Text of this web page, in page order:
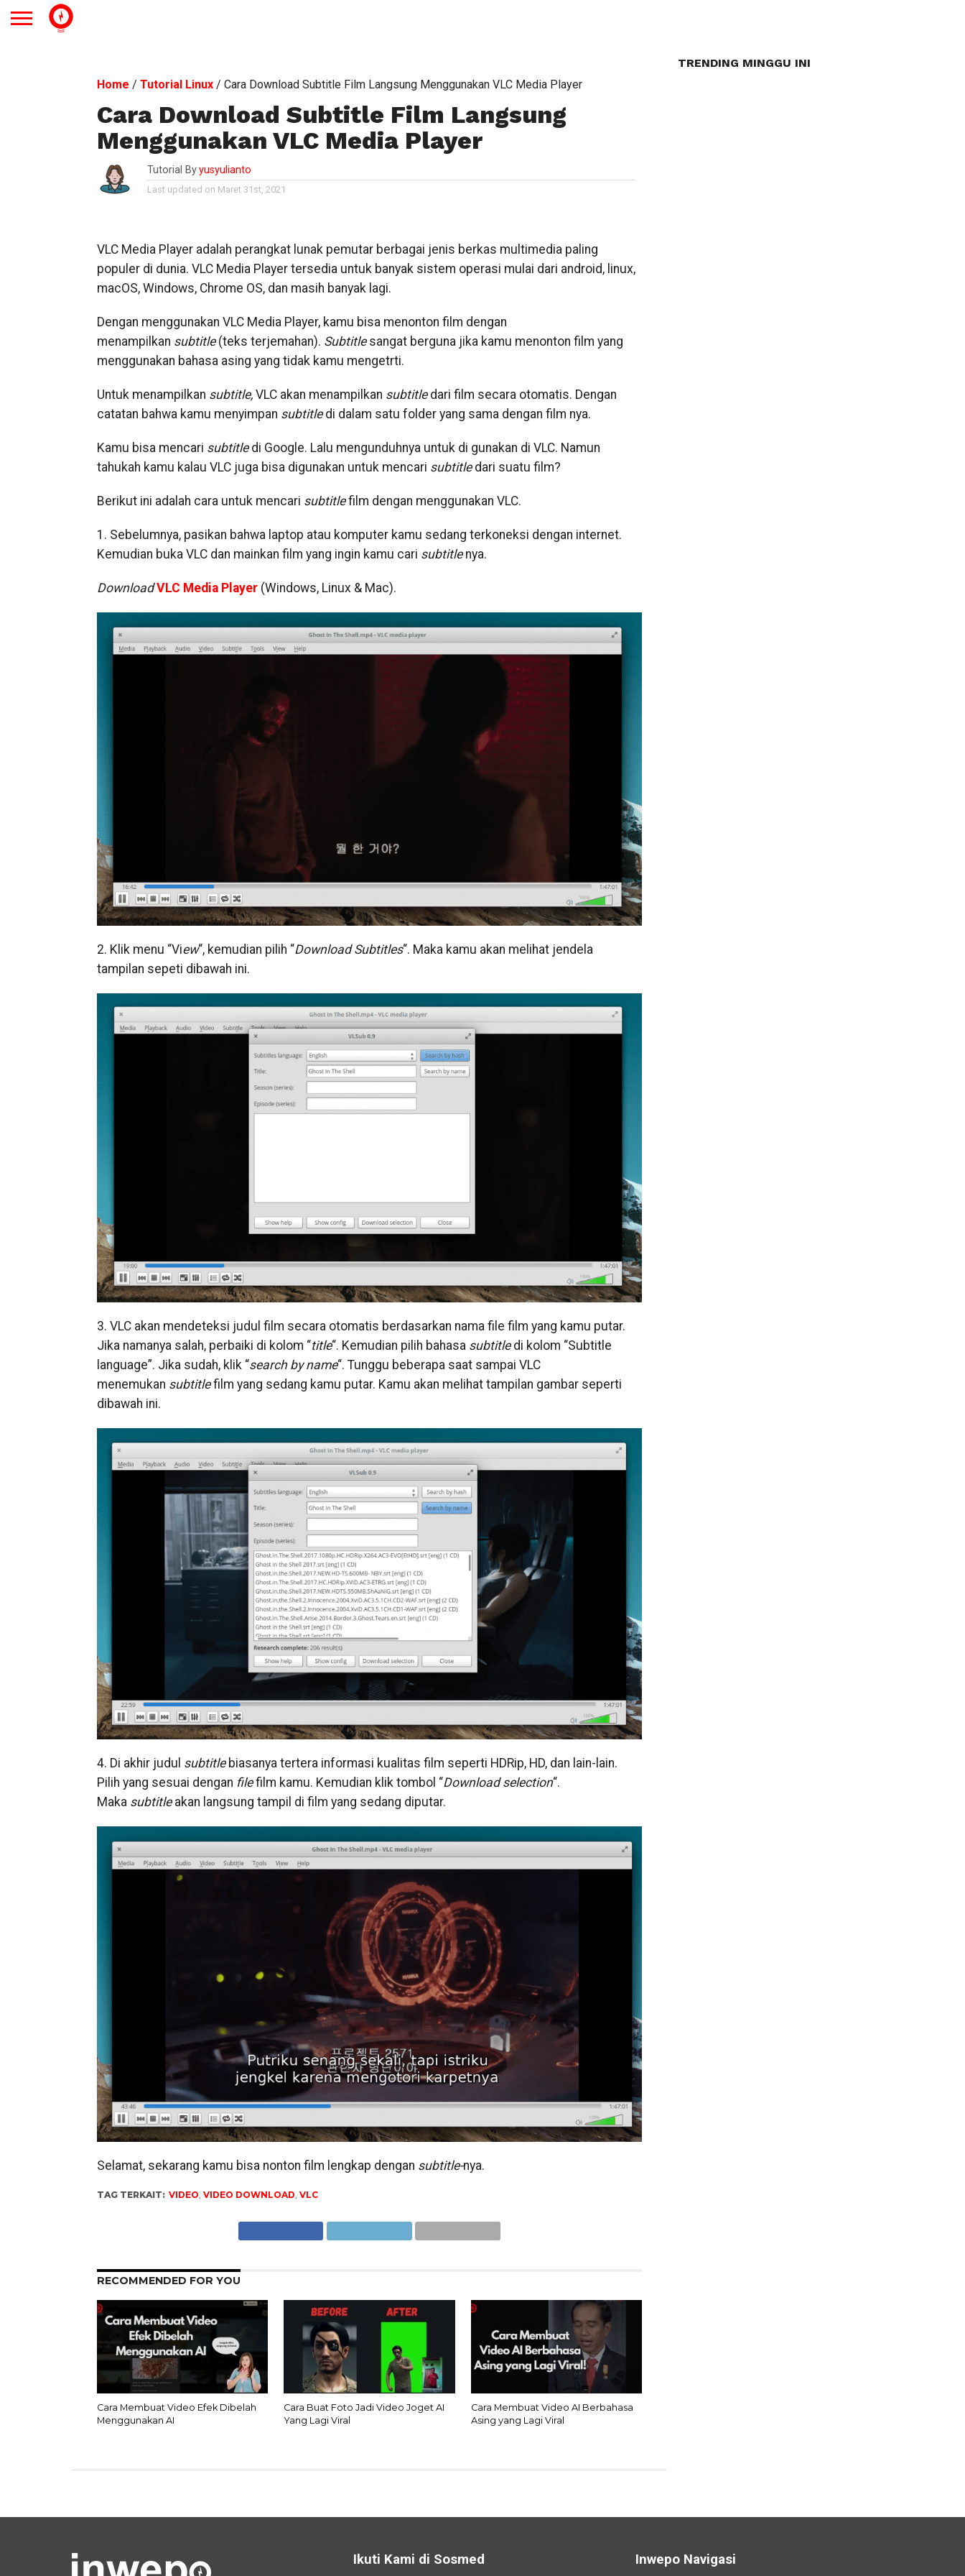
Home / Tutorial Linux/ Cara Download Subtitle Film Langsung Menggunakan VLC Media Player
Cara Download Subtitle Film Langsung
Menggunakan VLC Media Player
Tutorial Byyusyulianto
Last updated on Maret 31st, 2021
VLC Media Player adalah perangkat lunak pemutar berbagai jenis berkas multimedia paling
populer di dunia. VLC Media Player tersedia untuk banyak sistem operasi mulai dari android, linux,
macOS, Windows, Chrome OS, dan masih banyak lagi.
Dengan menggunakan VLC Media Player, kamu bisa menonton film dengan
menampilkan subtitle (teks terjemahan). Subtitle sangat berguna jika kamu menonton film yang
menggunakan bahasa asing yang tidak kamu mengetrti.
Untuk menampilkan subtitle, VLC akan menampilkan subtitle dari film secara otomatis. Dengan
catatan bahwa kamu menyimpan subtitle di dalam satu folder yang sama dengan film nya.
Kamu bisa mencari subtitle di Google. Lalu mengunduhnya untuk di gunakan di VLC. Namun
tahukah kamu kalau VLC juga bisa digunakan untuk mencari subtitle dari suatu film?
Berikut ini adalah cara untuk mencari subtitlefilm dengan menggunakan VLC.
1. Sebelumnya, pasikan bahwa laptop atau komputer kamu sedang terkoneksi dengan internet.
Kemudian buka VLC dan mainkan film yang ingin kamu cari subtitle nya.
Download VLC Media Player(Windows, Linux & Mac).
2. Klik menu “View“, kemudian pilih “Download Subtitles“. Maka kamu akan melihat jendela
tampilan sepeti dibawah ini.
3. VLC akan mendeteksi judul film secara otomatis berdasarkan nama file film yang kamu putar.
Jika namanya salah, perbaiki di kolom “title“. Kemudian pilih bahasa subtitle di kolom “Subtitle
language”. Jika sudah, klik “search by name“. Tunggu beberapa saat sampai VLC
menemukan subtitlefilm yang sedang kamu putar. Kamu akan melihat tampilan gambar seperti
dibawah ini.
4. Di akhir judul subtitle biasanya tertera informasi kualitas film seperti HDRip, HD, dan lain-lain.
Pilih yang sesuai dengan filefilm kamu. Kemudian klik tombol “Download selection“.
Maka subtitle akan langsung tampil di film yang sedang diputar.
Selamat, sekarang kamu bisa nonton film lengkap dengan subtitle-nya.
TAG TERKAIT: VIDEO, VIDEO DOWNLOAD, VLC
RECOMMENDED FOR YOU
Cara Membuat Video Efek Dibelah
Menggunakan AI
Cara Buat Foto Jadi Video Joget AI
Yang Lagi Viral
Cara Membuat Video AI Berbahasa
Asing yang Lagi Viral
TRENDING MINGGU INI
Ikuti Kami di Sosmed Inwepo Navigasi